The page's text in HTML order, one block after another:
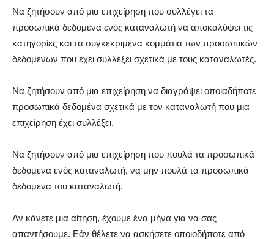
Να ζητήσουν από μια επιχείρηση που συλλέγει τα
προσωπικά δεδομένα ενός καταναλωτή να αποκαλύψει τις
κατηγορίες και τα συγκεκριμένα κομμάτια των προσωπικών
δεδομένων που έχει συλλέξει σχετικά με τους καταναλωτές.
Να ζητήσουν από μια επιχείρηση να διαγράψει οποιαδήποτε
προσωπικά δεδομένα σχετικά με τον καταναλωτή που μια
επιχείρηση έχει συλλέξει.
Να ζητήσουν από μια επιχείρηση που πουλά τα προσωπικά
δεδομένα ενός καταναλωτή, να μην πουλά τα προσωπικά
δεδομένα του καταναλωτή.
Αν κάνετε μια αίτηση, έχουμε ένα μήνα για να σας
απαντήσουμε. Εάν θέλετε να ασκήσετε οποιοδήποτε από